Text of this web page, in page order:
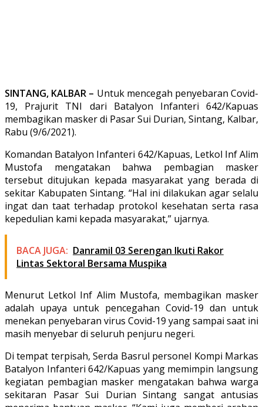
SINTANG, KALBAR – Untuk mencegah penyebaran Covid-
19, Prajurit TNI dari Batalyon Infanteri 642/Kapuas
membagikan masker di Pasar Sui Durian, Sintang, Kalbar,
Rabu (9/6/2021).
Komandan Batalyon Infanteri 642/Kapuas, Letkol Inf Alim
Mustofa mengatakan bahwa pembagian masker
tersebut ditujukan kepada masyarakat yang berada di
sekitar Kabupaten Sintang. “Hal ini dilakukan agar selalu
ingat dan taat terhadap protokol kesehatan serta rasa
kepedulian kami kepada masyarakat,” ujarnya.
BACA JUGA: Danramil 03 Serengan Ikuti Rakor
Lintas Sektoral Bersama Muspika
Menurut Letkol Inf Alim Mustofa, membagikan masker
adalah upaya untuk pencegahan Covid-19 dan untuk
menekan penyebaran virus Covid-19 yang sampai saat ini
masih menyebar di seluruh penjuru negeri.
Di tempat terpisah, Serda Basrul personel Kompi Markas
Batalyon Infanteri 642/Kapuas yang memimpin langsung
kegiatan pembagian masker mengatakan bahwa warga
sekitaran Pasar Sui Durian Sintang sangat antusias